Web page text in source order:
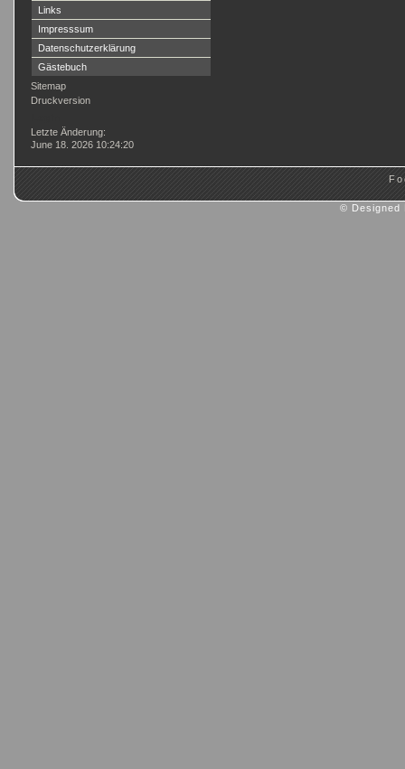
Links
Impresssum
Datenschutzerklärung
Gästebuch
Sitemap
Druckversion
Letzte Änderung:
June 18. 2026 10:24:20
© Designed